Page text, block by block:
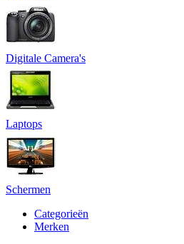
Digitale Camera's
Laptops
Schermen
Categorieën
Merken